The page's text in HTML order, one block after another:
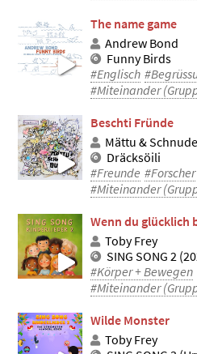
The name game
Andrew Bond
Funny Birds
#Englisch
#Miteinander
Beschti Fründe
Mättu &
Dräcksöili
#Freunde #Forscher
#Miteinander
Wenn du glücklich
Toby Frey
SING SONG 2
#Körper + Bewegen
#Miteinander
Wilde Monster
Toby Frey